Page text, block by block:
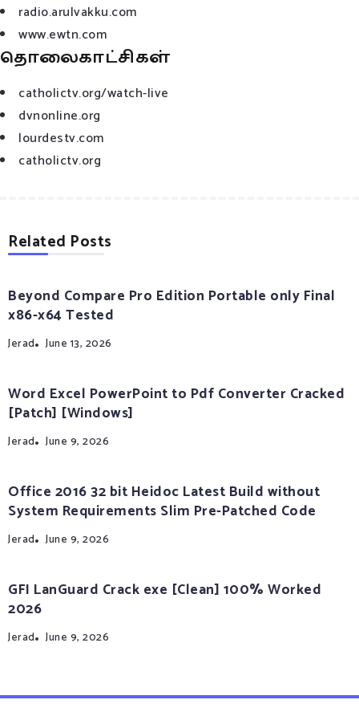
radio.arulvakku.com
www.ewtn.com
தொலைகாட்சிகள்
catholictv.org/watch-live
dvnonline.org
lourdestv.com
catholictv.org
Related Posts
Beyond Compare Pro Edition Portable only Final
x86-x64 Tested
Jerad June 13, 2026
Word Excel PowerPoint to Pdf Converter Cracked
[Patch] [Windows]
Jerad June 9, 2026
Office 2016 32 bit Heidoc Latest Build without
System Requirements Slim Pre-Patched Code
Jerad June 9, 2026
GFI LanGuard Crack exe [Clean] 100% Worked
2026
Jerad June 9, 2026